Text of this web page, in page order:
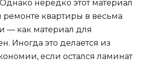
нередко этот материал
квартиры в весьма
— как материал для
Иногда это делается из
если остался ламинат